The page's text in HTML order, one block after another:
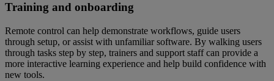
Training and onboarding
Remote control can help demonstrate workflows, guide users
through setup, or assist with unfamiliar software. By walking users
through tasks step by step, trainers and support staff can provide a
more interactive learning experience and help build confidence with
new tools.